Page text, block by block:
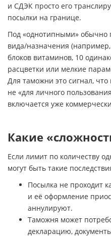
и СДЭК просто его
посылки на границе.
Под «однотипными» обычно
вида/назначения
блоков витаминов, 10
расцветки или мелкие
Для таможни это сигнал,
не «для личного
включается уже
Какие
Если лимит по количеству
могут быть такие
Посылка не проходит
и её оформление
аннулируют.
Таможня может
декларацию,